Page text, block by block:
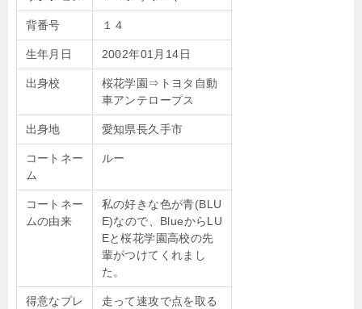
背番号 １４
生年月日 2002年01月14日
出身校
桜花学園⇒トヨタ自動
車アンテロープス
出身地 愛知県長久手市
コートネー
ム
ルー
コートネー
ムの由来
私の好きな色が青(BLU
E)なので、BlueからLU
Eと桜花学園高校の先
輩がつけてくれまし
た。
得意なプレ
走って速攻で点を取る